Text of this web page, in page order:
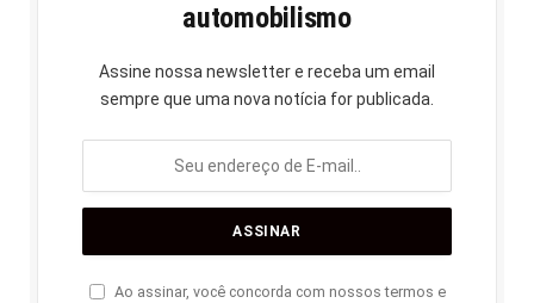
automobilismo
Assine nossa newsletter e receba um email
sempre que uma nova notícia for publicada.
Ao assinar, você concorda com nossos termos e